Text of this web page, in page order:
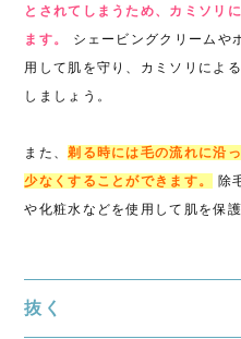
とされてしまうため、カミソリ
ます。
シェービングクリームや
用して肌を守り、カミソリによ
しましょう。
また、剃る時には毛の流れに沿
少なくすることができます。
除
や化粧水などを使用して肌を保
抜く